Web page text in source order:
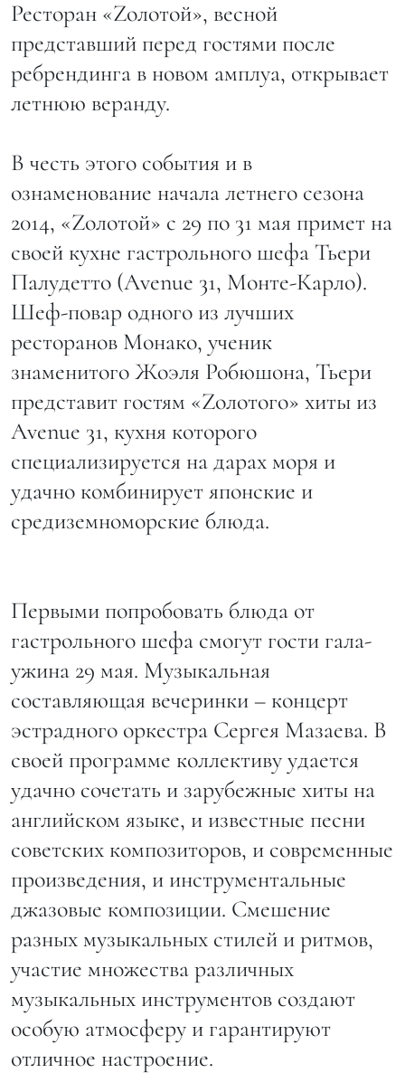
Ресторан «Zолотой», весной
представший перед гостями после
ребрендинга в новом амплуа, открывает
летнюю веранду.
В честь этого события и в
ознаменование начала летнего сезона
2014, «Zолотой» с 29 по 31 мая примет на
своей кухне гастрольного шефа Тьери
Палудетто (Avenue 31, Монте-Карло).
Шеф-повар одного из лучших
ресторанов Монако, ученик
знаменитого Жоэля Робюшона, Тьери
представит гостям «Zолотого» хиты из
Avenue 31, кухня которого
специализируется на дарах моря и
удачно комбинирует японские и
средиземноморские блюда.
Первыми попробовать блюда от
гастрольного шефа смогут гости гала-
ужина 29 мая. Музыкальная
составляющая вечеринки – концерт
эстрадного оркестра Сергея Мазаева. В
своей программе коллективу удается
удачно сочетать и зарубежные хиты на
английском языке, и известные песни
советских композиторов, и современные
произведения, и инструментальные
джазовые композиции. Смешение
разных музыкальных стилей и ритмов,
участие множества различных
музыкальных инструментов создают
особую атмосферу и гарантируют
отличное настроение.